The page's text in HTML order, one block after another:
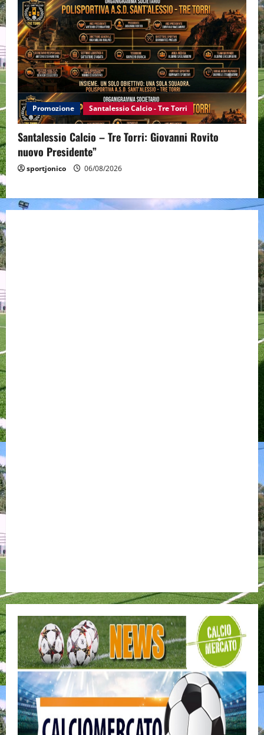
Promozione Santalessio Calcio - Tre Torri
Santalessio Calcio – Tre Torri: Giovanni Rovito
nuovo Presidente”
sportjonico 06/08/2026